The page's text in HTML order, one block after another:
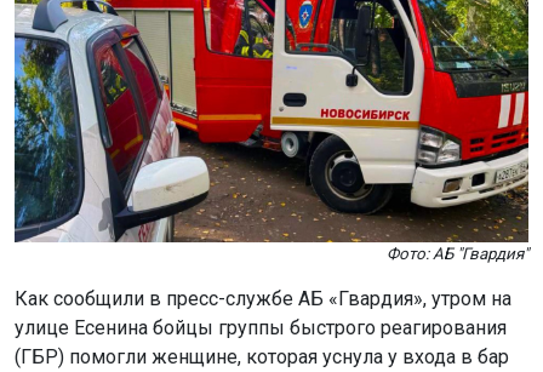
Фото: АБ "Гвардия"
Как сообщили в пресс-службе АБ «Гвардия», утром на
улице Есенина бойцы группы быстрого реагирования
(ГБР) помогли женщине, которая уснула у входа в бар